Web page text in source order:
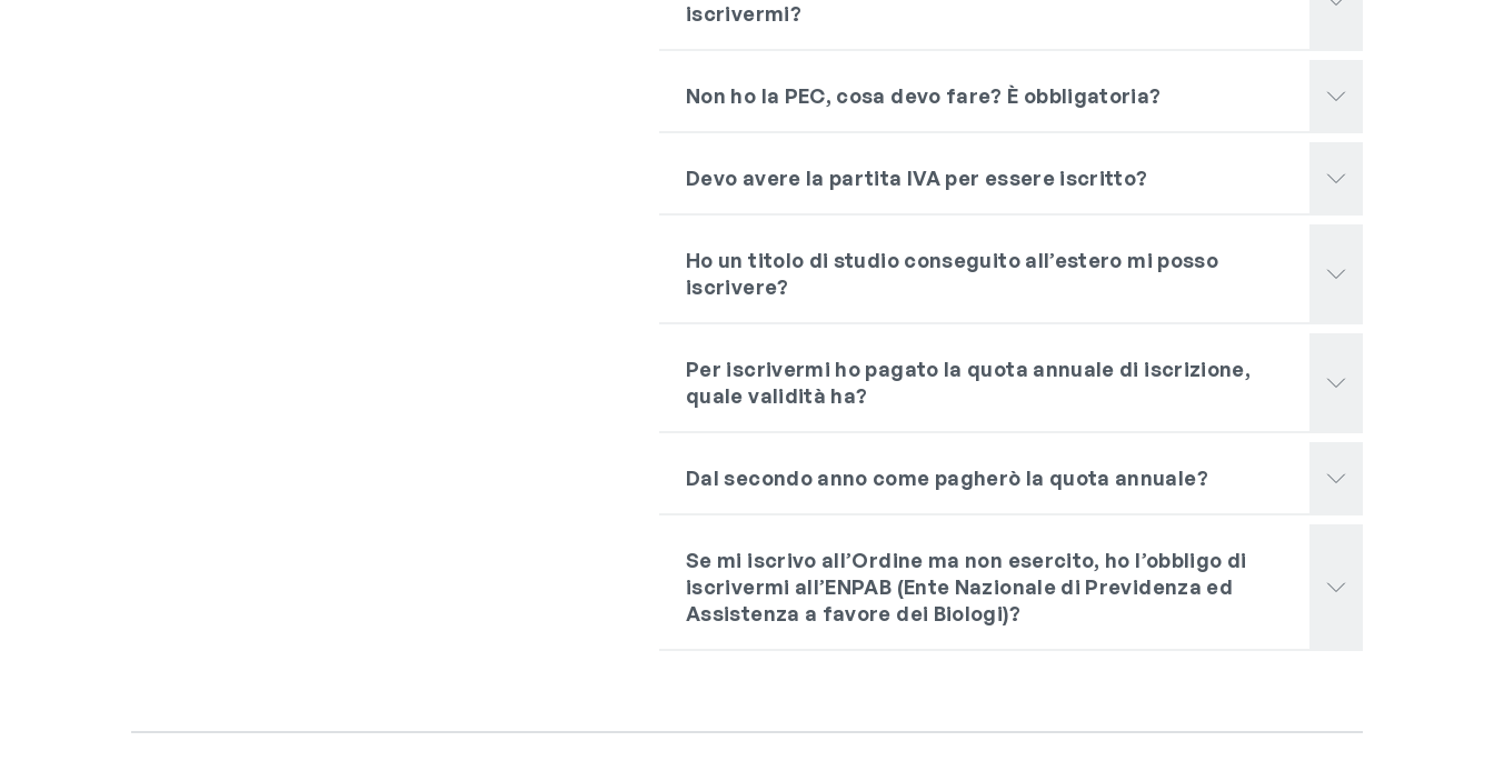
iscrivermi?
Non ho la PEC, cosa devo fare? È obbligatoria?
Devo avere la partita IVA per essere iscritto?
Ho un titolo di studio conseguito all’estero mi posso
iscrivere?
Per iscrivermi ho pagato la quota annuale di iscrizione,
quale validità ha?
Dal secondo anno come pagherò la quota annuale?
Se mi iscrivo all’Ordine ma non esercito, ho l’obbligo di
iscrivermi all’ENPAB (Ente Nazionale di Previdenza ed
Assistenza a favore dei Biologi)?